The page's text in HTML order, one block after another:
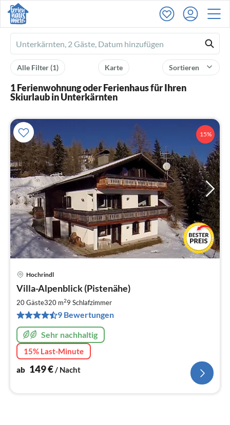
Ferienhausmiete
logo
Sortieren
Karte
Alle Filter(1)
1 Ferienwohnung oder Ferienhaus für Ihren
Skiurlaub in Unterkärnten
15%
Hochrindl
Villa-Alpenblick (Pistenähe)
20 Gäste320 m29 Schlafzimmer
9 Bewertungen
Sehr nachhaltig
15% Last-Minute
ab 149€/ Nacht